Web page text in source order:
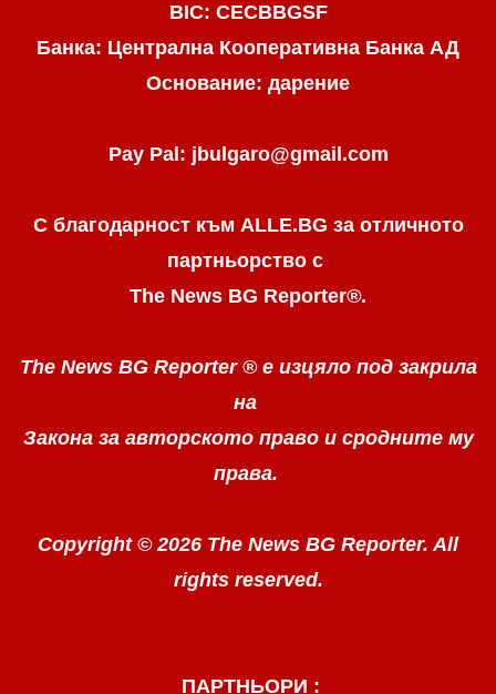
BIC: CECBBGSF
Банка: Централна Кооперативна Банка АД
Основание: дарение
Pay Pal: jbulgaro@gmail.com
С благодарност към ALLE.BG за отличното
партньорство с
The News BG Reporter®.
The News BG Reporter ® е изцяло под закрила
на
Закона за авторското право и сродните му
права.
Copyright © 2026 The News BG Reporter. All
rights reserved.
ПАРТНЬОРИ :